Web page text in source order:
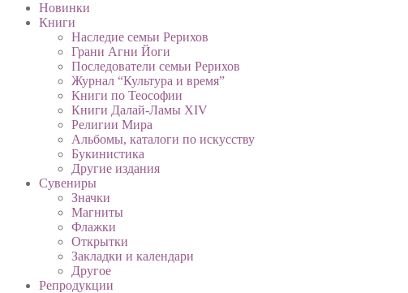
Новинки
Книги
Наследие семьи Рерихов
Грани Агни Йоги
Последователи семьи Рерихов
Журнал “Культура и время”
Книги по Теософии
Книги Далай-Ламы XIV
Религии Мира
Альбомы, каталоги по искусству
Букинистика
Другие издания
Сувениры
Значки
Магниты
Флажки
Открытки
Закладки и календари
Другое
Репродукции